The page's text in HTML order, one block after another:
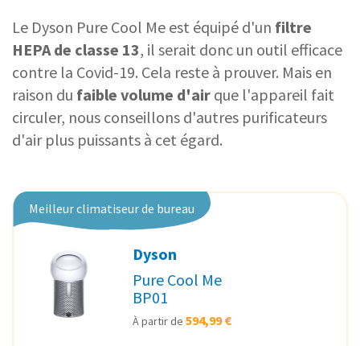
Le Dyson Pure Cool Me est équipé d'un filtre
HEPA de classe 13, il serait donc un outil efficace
contre la Covid-19. Cela reste à prouver. Mais en
raison du faible volume d'air que l'appareil fait
circuler, nous conseillons d'autres purificateurs
d'air plus puissants à cet égard.
Meilleur climatiseur de bureau
Dyson
Pure Cool Me
BP01
À partir de 594,99 €